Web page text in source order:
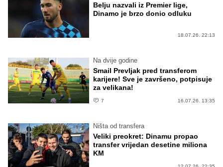
Belju nazvali iz Premier lige,
Dinamo je brzo donio odluku
18.07.26. 22:13
Na dvije godine
Smail Prevljak pred transferom
karijere! Sve je završeno, potpisuje
za velikana!
7 16.07.26. 13:35
Ništa od transfera
Veliki preokret: Dinamu propao
transfer vrijedan desetine miliona
KM